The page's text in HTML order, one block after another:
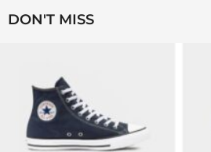
DON'T MISS